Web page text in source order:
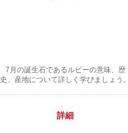
7月の誕生石であるルビーの意味、歴
史、産地について詳しく学びましょう。
詳細